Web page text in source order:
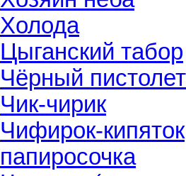
Холода
Цыганский табор
Чёрный пистолет
Чик-чирик
Чифирок-
папиросочка